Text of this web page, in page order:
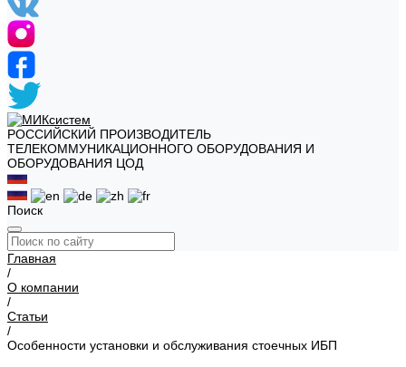
РОССИЙСКИЙ ПРОИЗВОДИТЕЛЬ
ТЕЛЕКОММУНИКАЦИОННОГО ОБОРУДОВАНИЯ И
ОБОРУДОВАНИЯ ЦОД
Поиск
Главная
/
О компании
/
Статьи
/
Особенности установки и обслуживания стоечных ИБП